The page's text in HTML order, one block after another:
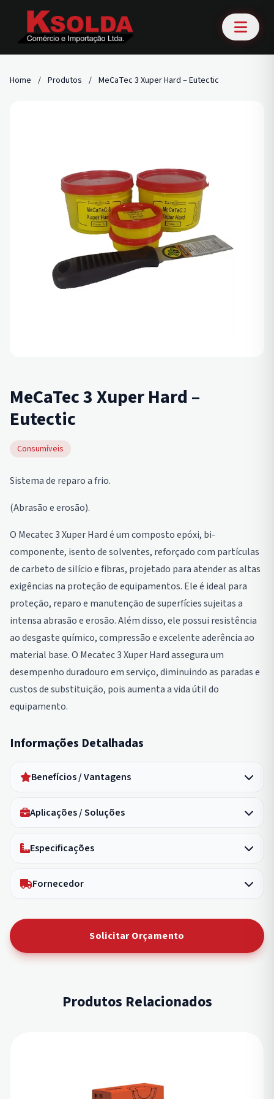
Home / Produtos / MeCaTec 3 Xuper Hard – Eutectic
MeCaTec 3 Xuper Hard –
Eutectic
Consumíveis
Sistema de reparo a frio.
(Abrasão e erosão).
O Mecatec 3 Xuper Hard é um composto epóxi, bi-
componente, isento de solventes, reforçado com partículas
de carbeto de silício e fibras, projetado para atender as altas
exigências na proteção de equipamentos. Ele é ideal para
proteção, reparo e manutenção de superfícies sujeitas a
intensa abrasão e erosão. Além disso, ele possui resistência
ao desgaste químico, compressão e excelente aderência ao
material base. O Mecatec 3 Xuper Hard assegura um
desempenho duradouro em serviço, diminuindo as paradas e
custos de substituição, pois aumenta a vida útil do
equipamento.
Informações Detalhadas
Benefícios / Vantagens
Aplicações / Soluções
Especificações
Fornecedor
Solicitar Orçamento
Produtos Relacionados